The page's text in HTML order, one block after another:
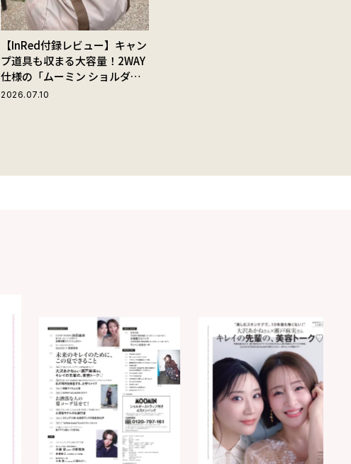
【InRed付録レビュー】キャン
プ道具も収まる大容量！2WAY
仕様の「ムーミン ショルダー
ストラップ付きボストンバッ
2026.07.10